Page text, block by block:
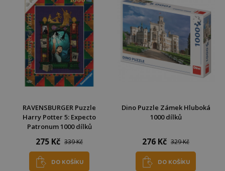
RAVENSBURGER Puzzle
Harry Potter 5: Expecto
Patronum 1000 dílků
275 Kč 339 Kč
DO KOŠÍKU
Dino Puzzle Zámek Hluboká
1000 dílků
276 Kč 329 Kč
DO KOŠÍKU